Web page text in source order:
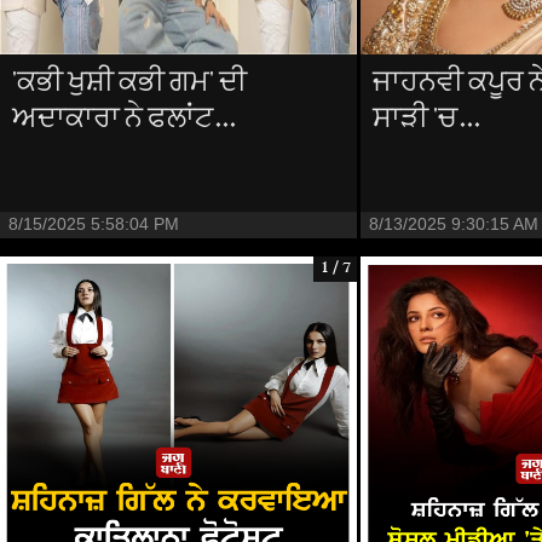
'ਕਭੀ ਖੁਸ਼ੀ ਕਭੀ ਗਮ' ਦੀ
ਅਦਾਕਾਰਾ ਨੇ ਫਲਾਂਟ...
8/15/2025 5:58:04 PM
ਜਾਹਨਵੀ ਕਪੂਰ
ਸਾੜੀ 'ਚ...
8/13/2025 9:30:15 AM
1 / 7